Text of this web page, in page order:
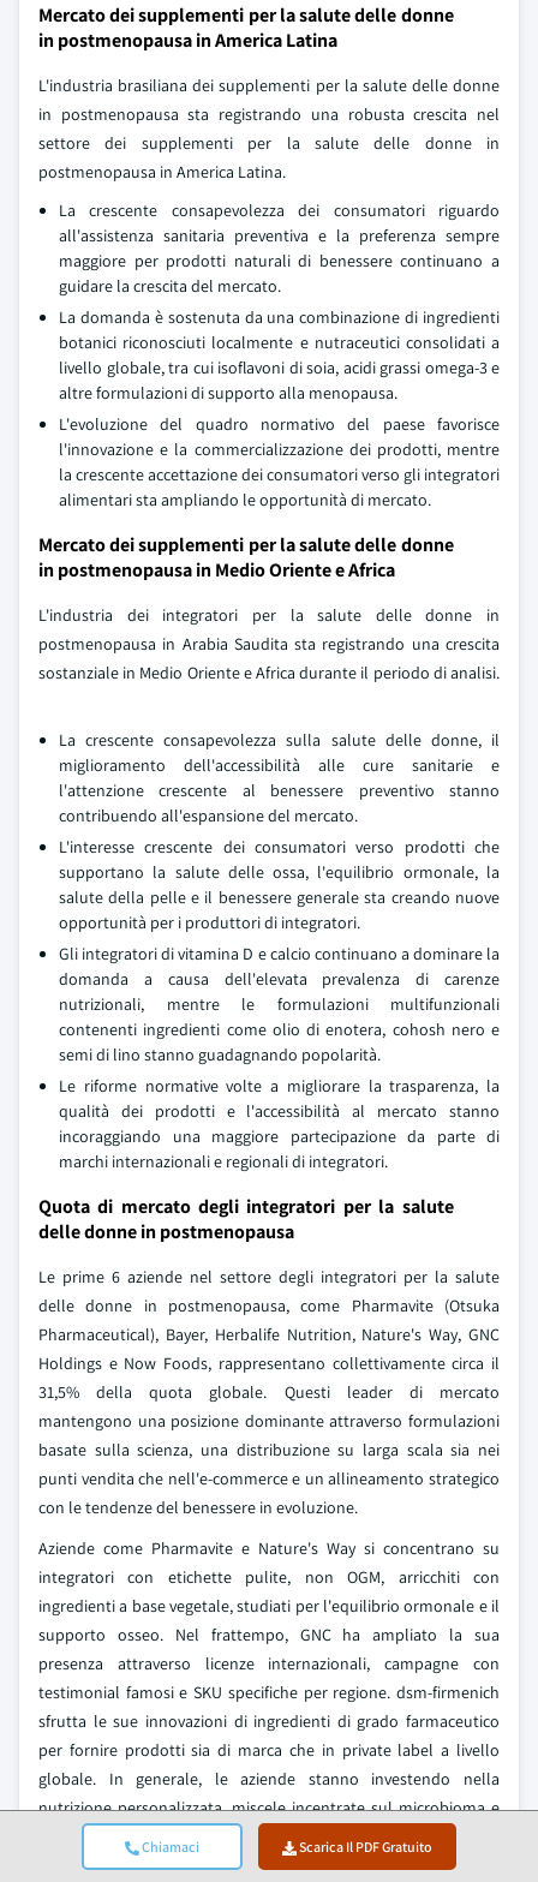
Chiamaci Scarica Il PDF Gratuito
Mercato dei supplementi per la salute delle donne
in postmenopausa in America Latina
L'industria brasiliana dei supplementi per la salute delle donne
in postmenopausa sta registrando una robusta crescita nel
settore dei supplementi per la salute delle donne in
postmenopausa in America Latina.
La crescente consapevolezza dei consumatori riguardo
all'assistenza sanitaria preventiva e la preferenza sempre
maggiore per prodotti naturali di benessere continuano a
guidare la crescita del mercato.
La domanda è sostenuta da una combinazione di ingredienti
botanici riconosciuti localmente e nutraceutici consolidati a
livello globale, tra cui isoflavoni di soia, acidi grassi omega-3 e
altre formulazioni di supporto alla menopausa.
L'evoluzione del quadro normativo del paese favorisce
l'innovazione e la commercializzazione dei prodotti, mentre
la crescente accettazione dei consumatori verso gli integratori
alimentari sta ampliando le opportunità di mercato.
Mercato dei supplementi per la salute delle donne
in postmenopausa in Medio Oriente e Africa
L'industria dei integratori per la salute delle donne in
postmenopausa in Arabia Saudita sta registrando una crescita
sostanziale in Medio Oriente e Africa durante il periodo di analisi.
La crescente consapevolezza sulla salute delle donne, il
miglioramento dell'accessibilità alle cure sanitarie e
l'attenzione crescente al benessere preventivo stanno
contribuendo all'espansione del mercato.
L'interesse crescente dei consumatori verso prodotti che
supportano la salute delle ossa, l'equilibrio ormonale, la
salute della pelle e il benessere generale sta creando nuove
opportunità per i produttori di integratori.
Gli integratori di vitamina D e calcio continuano a dominare la
domanda a causa dell'elevata prevalenza di carenze
nutrizionali, mentre le formulazioni multifunzionali
contenenti ingredienti come olio di enotera, cohosh nero e
semi di lino stanno guadagnando popolarità.
Le riforme normative volte a migliorare la trasparenza, la
qualità dei prodotti e l'accessibilità al mercato stanno
incoraggiando una maggiore partecipazione da parte di
marchi internazionali e regionali di integratori.
Quota di mercato degli integratori per la salute
delle donne in postmenopausa
Le prime 6 aziende nel settore degli integratori per la salute
delle donne in postmenopausa, come Pharmavite (Otsuka
Pharmaceutical), Bayer, Herbalife Nutrition, Nature's Way, GNC
Holdings e Now Foods, rappresentano collettivamente circa il
31,5% della quota globale. Questi leader di mercato
mantengono una posizione dominante attraverso formulazioni
basate sulla scienza, una distribuzione su larga scala sia nei
punti vendita che nell'e-commerce e un allineamento strategico
con le tendenze del benessere in evoluzione.
Aziende come Pharmavite e Nature's Way si concentrano su
integratori con etichette pulite, non OGM, arricchiti con
ingredienti a base vegetale, studiati per l'equilibrio ormonale e il
supporto osseo. Nel frattempo, GNC ha ampliato la sua
presenza attraverso licenze internazionali, campagne con
testimonial famosi e SKU specifiche per regione. dsm-firmenich
sfrutta le sue innovazioni di ingredienti di grado farmaceutico
per fornire prodotti sia di marca che in private label a livello
globale. In generale, le aziende stanno investendo nella
nutrizione personalizzata, miscele incentrate sul microbioma e
nello sviluppo di prodotti guidati dall'IA per attrarre una
popolazione femminile che invecchia ma tecnologicamente